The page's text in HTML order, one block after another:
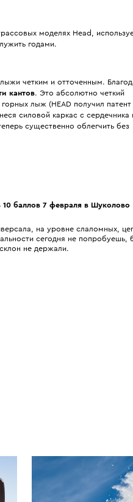
моделях Head,
годами.
четким и отточенным.
кантов. Это абсолютно четкий
лыж (HEAD получил патент
силовой каркас с сердечника
существенно облегчить без
10 баллов 7 февраля в Шуколово
на уровне слаломных,
сегодня не
не держали.